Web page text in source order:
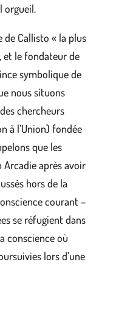
orgueil.
de Callisto « la plus
et le fondateur de
symbolique de
nous situons
chercheurs
à l’Union) fondée
que les
Arcadie après avoir
hors de la
courant –
se réfugient dans
conscience où
lors d’une